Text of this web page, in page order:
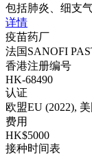
包括肺炎、细支
详情
疫苗药厂
法国SANOFI
香港注册编号
HK-68490
认证
欧盟EU (2022),
费用
HK$5000
接种时间表